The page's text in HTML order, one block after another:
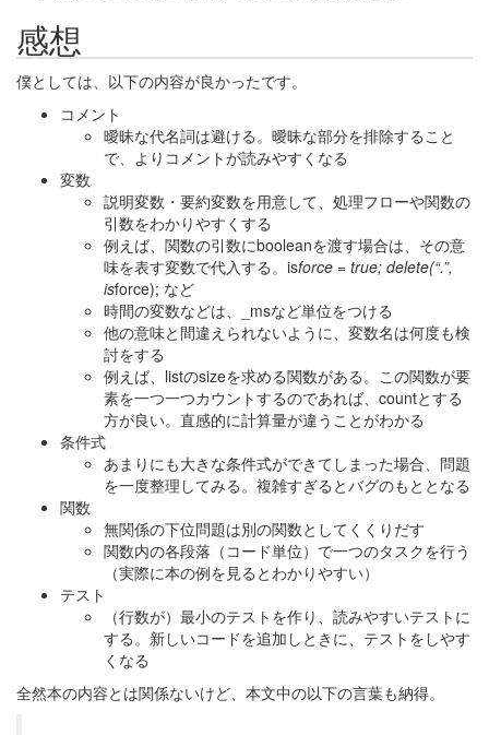
感想
僕としては、以下の内容が良かったです。
コメント
曖昧な代名詞は避ける。曖昧な部分を排除すること
で、よりコメントが読みやすくなる
変数
説明変数・要約変数を用意して、処理フローや関数の
引数をわかりやすくする
例えば、関数の引数にbooleanを渡す場合は、その意
味を表す変数で代入する。isforce = true; delete(“.”,
isforce); など
時間の変数などは、_msなど単位をつける
他の意味と間違えられないように、変数名は何度も検
討をする
例えば、listのsizeを求める関数がある。この関数が要
素を一つ一つカウントするのであれば、countとする
方が良い。直感的に計算量が違うことがわかる
条件式
あまりにも大きな条件式ができてしまった場合、問題
を一度整理してみる。複雑すぎるとバグのもととなる
関数
無関係の下位問題は別の関数としてくくりだす
関数内の各段落（コード単位）で一つのタスクを行う
（実際に本の例を見るとわかりやすい）
テスト
（行数が）最小のテストを作り、読みやすいテストに
する。新しいコードを追加しときに、テストをしやす
くなる
全然本の内容とは関係ないけど、本文中の以下の言葉も納得。